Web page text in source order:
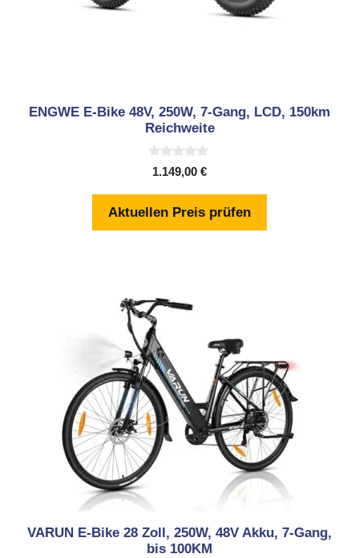
ENGWE E-Bike 48V, 250W, 7-Gang, LCD, 150km
Reichweite
0
v
5
1.149,00 €
Aktuellen Preis prüfen
VARUN E-Bike 28 Zoll, 250W, 48V Akku, 7-Gang,
bis 100KM